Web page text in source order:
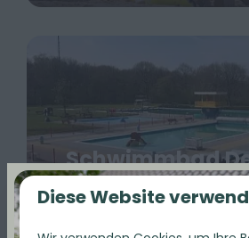
Schwimmbad
Dobbe
Diese Website